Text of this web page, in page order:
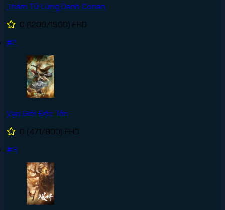
Thám Tử Lừng Danh Conan
0 (1209/1500) FHD
#2
Vạn Giới Độc Tôn
0 (471/800) FHD
#3